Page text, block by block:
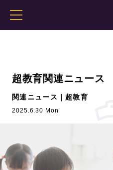
超教育関連ニュース
関連ニュース｜超教育
2025.6.30 Mon